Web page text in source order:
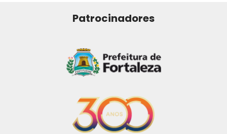
Patrocinadores